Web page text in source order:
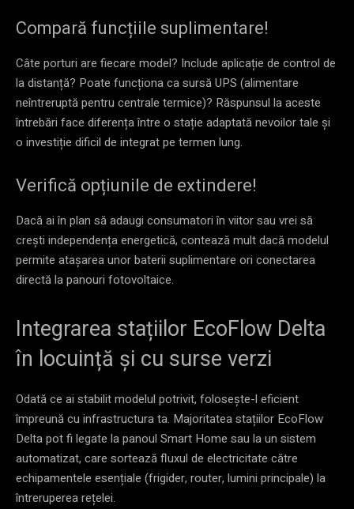
Compară funcțiile suplimentare!
Câte porturi are fiecare model? Include aplicație de control de
la distanță? Poate funcționa ca sursă UPS (alimentare
neîntreruptă pentru centrale termice)? Răspunsul la aceste
întrebări face diferența între o stație adaptată nevoilor tale și
o investiție dificil de integrat pe termen lung.
Verifică opțiunile de extindere!
Dacă ai în plan să adaugi consumatori în viitor sau vrei să
crești independența energetică, contează mult dacă modelul
permite atașarea unor baterii suplimentare ori conectarea
directă la panouri fotovoltaice.
Integrarea stațiilor EcoFlow Delta
în locuință și cu surse verzi
Odată ce ai stabilit modelul potrivit, folosește-l eficient
împreună cu infrastructura ta. Majoritatea stațiilor EcoFlow
Delta pot fi legate la panoul Smart Home sau la un sistem
automatizat, care sortează fluxul de electricitate către
echipamentele esențiale (frigider, router, lumini principale) la
întreruperea rețelei.